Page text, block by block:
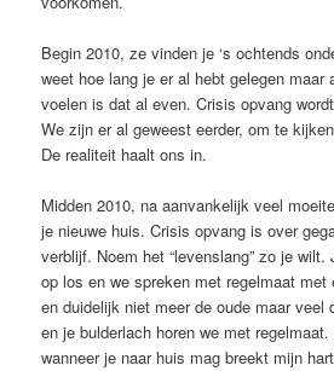
Begin 2010, ze vinden je ‘s ochtends
weet hoe lang je er al hebt gelegen maar
voelen is dat al even. Crisis opvang
We zijn er al geweest eerder, om te
De realiteit haalt ons in.
Midden 2010, na aanvankelijk veel
je nieuwe huis. Crisis opvang is over
verblijf. Noem het “levenslang” zo je wilt.
op los en we spreken met regelmaat met
en duidelijk niet meer de oude maar veel
en je bulderlach horen we met
wanneer je naar huis mag breekt mijn